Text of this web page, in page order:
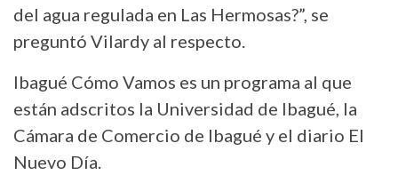
del agua regulada en Las Hermosas?”, se
preguntó Vilardy al respecto.
Ibagué Cómo Vamos es un programa al que
están adscritos la Universidad de Ibagué, la
Cámara de Comercio de Ibagué y el diario El
Nuevo Día.